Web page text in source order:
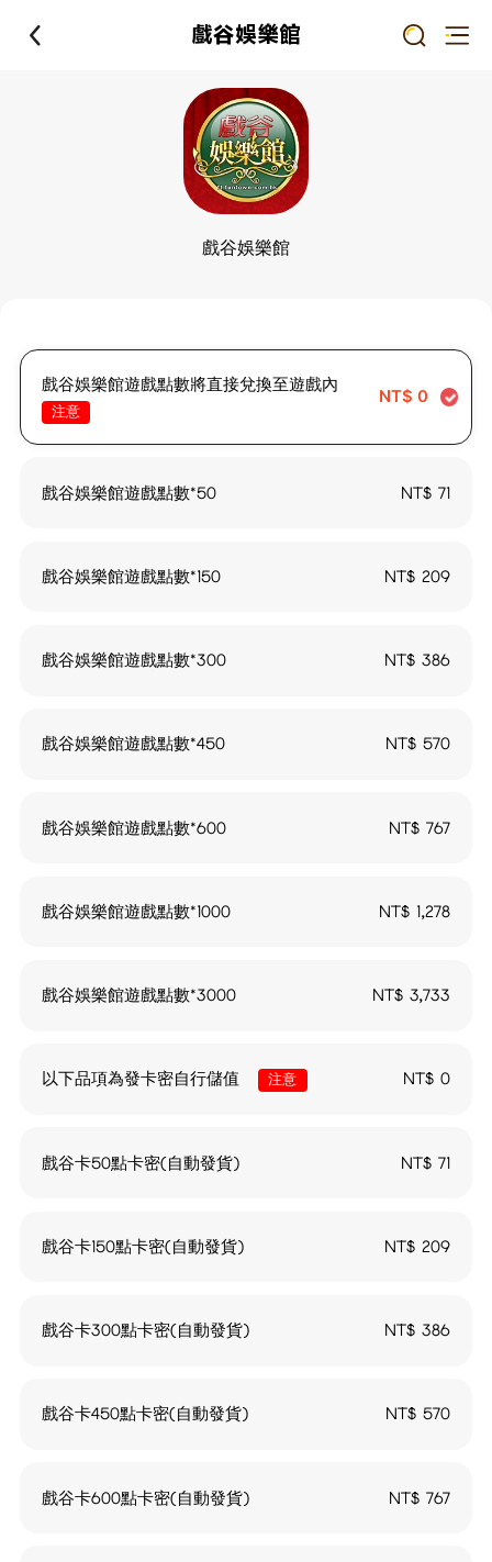
戲谷娛樂館
戲谷娛樂館
戲谷娛樂館遊戲點數將直接兌換至遊戲內
注意
NT$ 0
戲谷娛樂館遊戲點數*50 NT$71
戲谷娛樂館遊戲點數*150 NT$209
戲谷娛樂館遊戲點數*300 NT$386
戲谷娛樂館遊戲點數*450 NT$570
戲谷娛樂館遊戲點數*600 NT$767
戲谷娛樂館遊戲點數*1000 NT$ 1,278
戲谷娛樂館遊戲點數*3000 NT$3,733
以下品項為發卡密自行儲值 注意 NT$0
戲谷卡50點卡密(自動發貨) NT$71
戲谷卡150點卡密(自動發貨) NT$209
戲谷卡300點卡密(自動發貨) NT$386
戲谷卡450點卡密(自動發貨) NT$570
戲谷卡600點卡密(自動發貨) NT$767